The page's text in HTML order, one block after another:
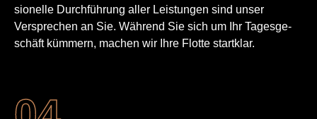
sionelle Durch­führung aller Leistungen sind unser
Versprechen an Sie. Während Sie sich um Ihr Tagesge­
schäft kümmern, machen wir Ihre Flotte startklar.